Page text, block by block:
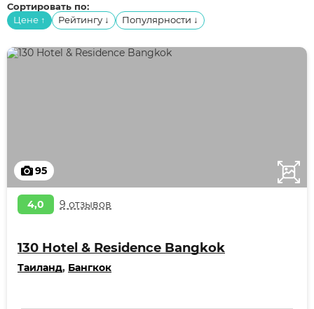
Сортировать по:
Цене ↑ Рейтингу ↓ Популярности ↓
95
4,0 9 отзывов
130 Hotel & Residence Bangkok
Таиланд, Бангкок